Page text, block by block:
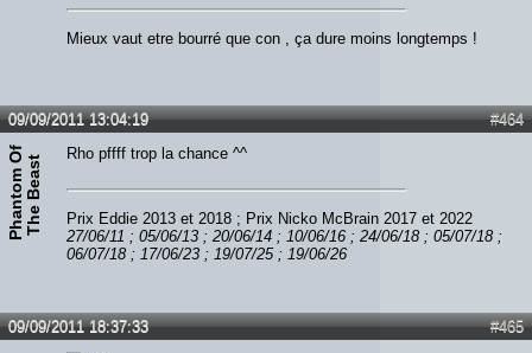
Mieux vaut etre bourré que con , ça dure moins longtemps !
#464
09/09/2011 13:04:19
P
h
a
n
t
o
m
O
f
T
h
e
B
e
a
st
Rho pffff trop la chance ^^
Prix Eddie 2013 et 2018 ; Prix Nicko McBrain 2017 et 2022
27/06/11 ; 05/06/13 ; 20/06/14 ; 10/06/16 ; 24/06/18 ; 05/07/18 ;
06/07/18 ; 17/06/23 ; 19/07/25 ; 19/06/26
#465
09/09/2011 18:37:33